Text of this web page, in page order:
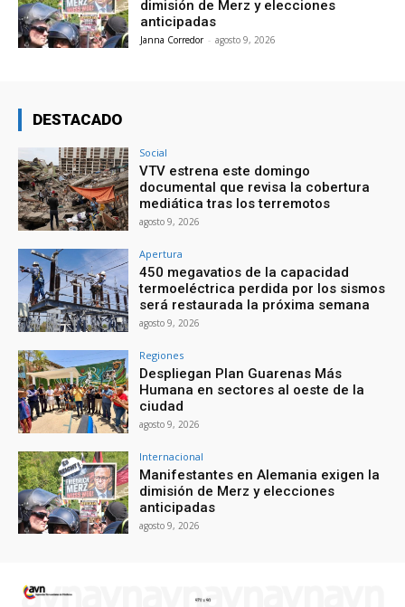
dimisión de Merz y elecciones
anticipadas
Janna Corredor - agosto 9, 2026
DESTACADO
Social
VTV estrena este domingo
documental que revisa la cobertura
mediática tras los terremotos
agosto 9, 2026
Apertura
450 megavatios de la capacidad
termoeléctrica perdida por los sismos
será restaurada la próxima semana
agosto 9, 2026
Regiones
Despliegan Plan Guarenas Más
Humana en sectores al oeste de la
ciudad
agosto 9, 2026
Internacional
Manifestantes en Alemania exigen la
dimisión de Merz y elecciones
anticipadas
agosto 9, 2026